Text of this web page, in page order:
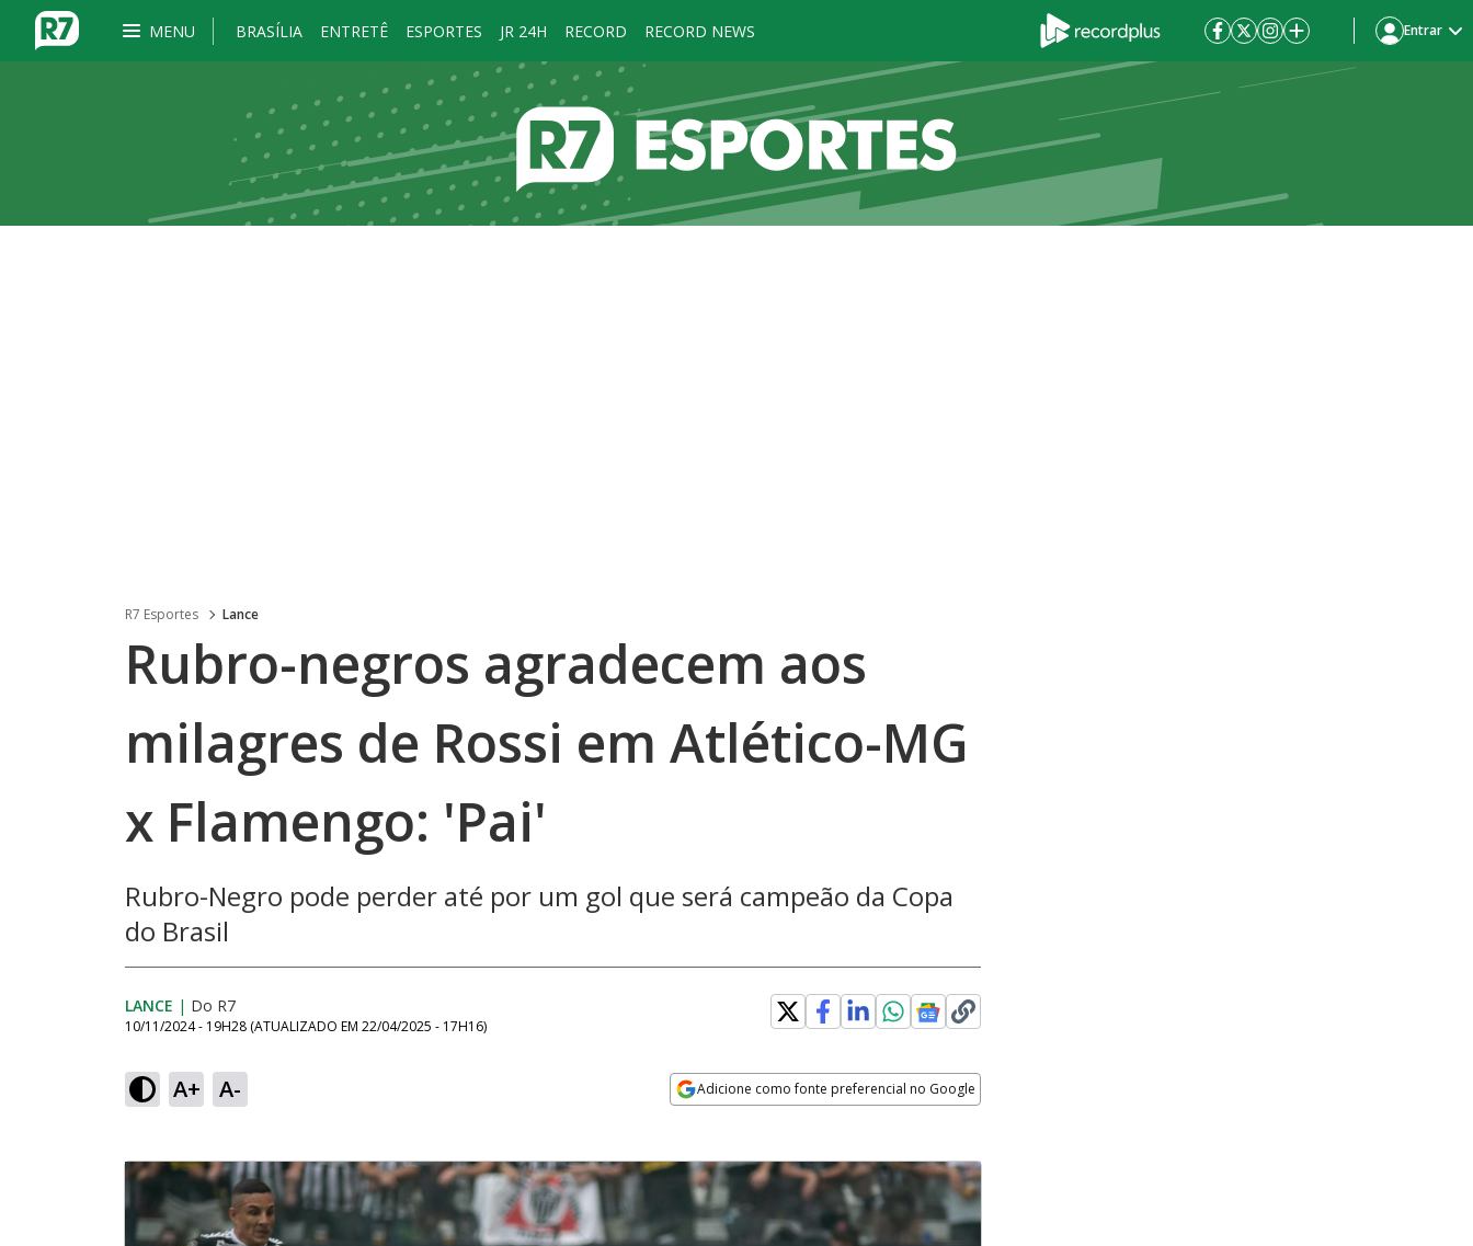
MENU BRASÍLIA ENTRETÊ ESPORTES JR 24H RECORD RECORD NEWS Entrar
R7 Esportes Lance
Rubro-negros agradecem aos
milagres de Rossi em Atlético-MG
x Flamengo: 'Pai'
Rubro-Negro pode perder até por um gol que será campeão da Copa
do Brasil
LANCE | Do R7
10/11/2024 - 19H28 (ATUALIZADO EM 22/04/2025 - 17H16)
A+ A- Adicione como fonte preferencial no Google